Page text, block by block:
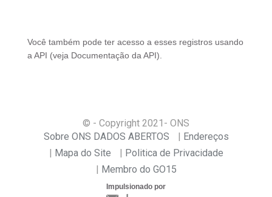
Você também pode ter acesso a esses registros usando
a API (veja Documentação da API ).
© - Copyright 2021 - ONS
Sobre ONS DADOS ABERTOS
Endereços
Mapa do Site
Politica de Privacidade
Membro do GO15
Impulsionado por